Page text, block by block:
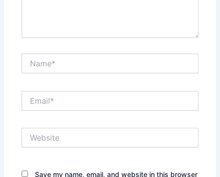
Save my name, email, and website in this browser